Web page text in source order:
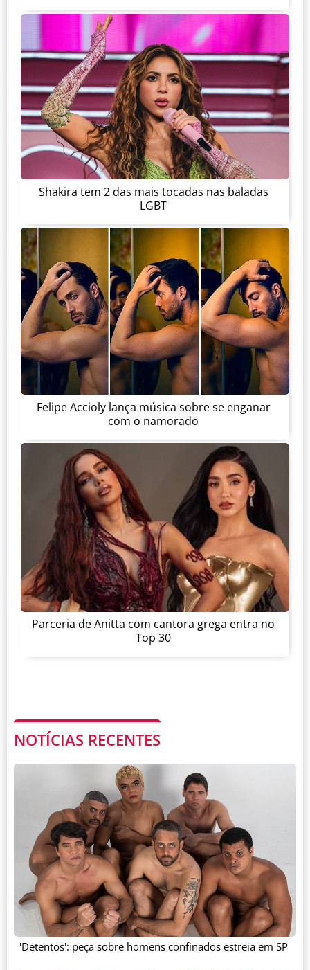
Shakira tem 2 das mais tocadas nas baladas
LGBT
Felipe Accioly lança música sobre se enganar
com o namorado
Parceria de Anitta com cantora grega entra no
Top 30
NOTÍCIAS RECENTES
'Detentos': peça sobre homens confinados estreia em SP